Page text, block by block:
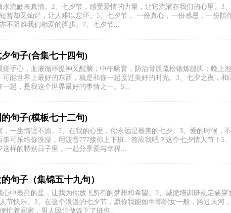
水流觞表真情。2、七夕节，感受爱情的力量，让它流淌在我们的心里。3
暂却又灿烂，让人难以忘怀。5、七夕节， 一份真心，一份感恩，一份陪
不阻难我们相爱的脚步。7、七夕节...
句子(合集七十四句)
搓手心，血液循环提神又醒脑；中午晒背，防治骨质疏松锻炼腿脚；晚上
可能世界上最好的东西，就是和你一起度过美好的时光。3、七夕之夜，
一起，是我这个世界最好的事情之一。5...
句子(模板七十二句)
，一生情谊不渝。2、在我的心里，你永远是最美的七夕。3、爱的时候，
事可乐给你洗澡，用波音777接你上下班。答应我吧？这个七夕情人节！5
这样的特别日子里，一起分享爱与幸福...
句子（集锦五十九句）
心中最亮的星，让我为你放飞所有的梦想和希望。2、减肥培训班规定要
节快乐。3、在这个浪漫的七夕节，愿你我能如牛郎织女一般，跨过天河
忙着回家，男人因怕做饭下了班也...